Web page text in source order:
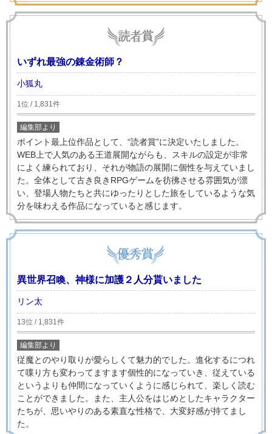
いずれ最強の錬金術師？
小狐丸
1位 / 1,831件
編集部より
ポイント最上位作品として、“読者賞”に決定いたしました。
WEB上で人気のある王道展開ながらも、スキルの設定が非常
によく練られており、それが物語の展開に個性を与えていまし
た。全体として古き良きRPGゲームを彷彿させる雰囲気が漂
い、登場人物たちと共にゆったりとした旅をしているような気
分を味わえる作品になっていると感じます。
異世界召喚、神様に加護２人分貰いました
リン太
13位 / 1,831件
編集部より
従魔とのやり取りが愛らしくて魅力的でした。進化するにつれ
て喋り方も変わってますます個性的になっていき、従えている
というよりも仲間になっていくように感じられて、楽しく読む
ことができました。また、主人公をはじめとしたキャラクター
たちが、思いやりのある素直な性格で、大変好感が持てまし
た。